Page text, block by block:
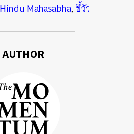
Hindu Mahasabha,ขี้วัว
AUTHOR